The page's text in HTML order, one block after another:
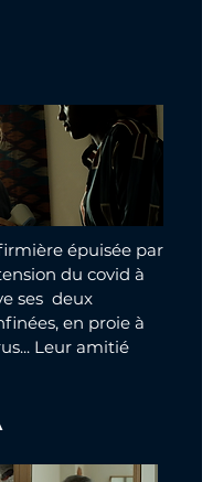
épuisée par
du covid à
ses deux
en proie à
Leur amitié